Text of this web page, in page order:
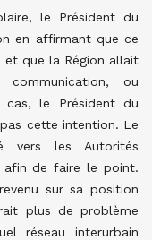
le Président du
en affirmant que ce
et que la Région allait
ou
le Président du
pas cette intention. Le
vers les Autorités
afin de faire le point.
sur sa position
plus de problème
réseau interurbain